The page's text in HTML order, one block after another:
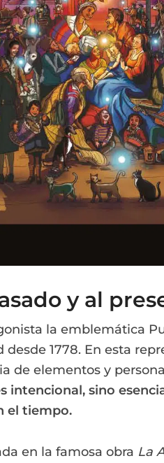
y al
la emblemática
1778. En esta
de elementos y
intencional, sino
el tiempo.
en la famosa obra La